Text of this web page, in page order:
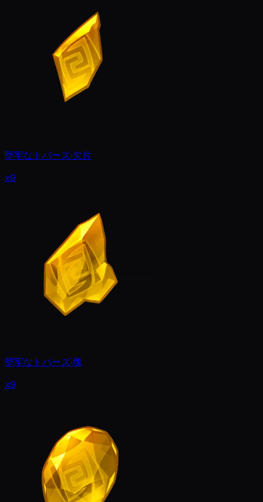
堅牢なトパーズ·欠片
x9
堅牢なトパーズ·塊
x9